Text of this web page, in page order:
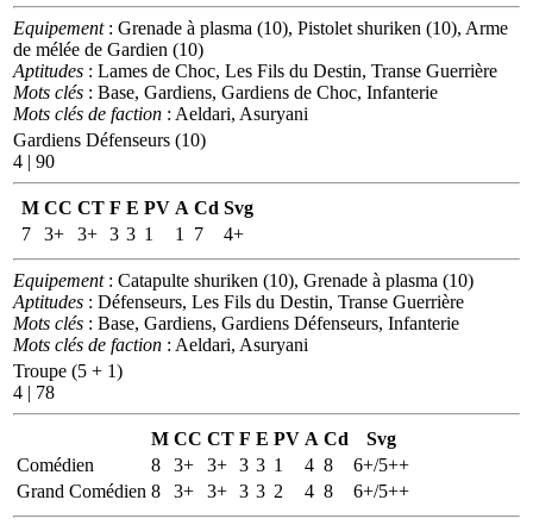
Equipement: Grenade à plasma (10), Pistolet shuriken (10), Arme
de mélée de Gardien (10)
Aptitudes : Lames de Choc, Les Fils du Destin, Transe Guerrière
Mots clés : Base, Gardiens, Gardiens de Choc, Infanterie
Mots clés de faction : Aeldari, Asuryani
Gardiens Défenseurs (10)
4 | 90
M CC CT F E PV A Cd Svg
7
3+ 3+ 3 3 1 1 7 4+
Equipement: Catapulte shuriken (10), Grenade à plasma (10)
Aptitudes : Défenseurs, Les Fils du Destin, Transe Guerrière
Mots clés : Base, Gardiens, Gardiens Défenseurs, Infanterie
Mots clés de faction : Aeldari, Asuryani
Troupe (5 + 1)
4 | 78
M CC CT F E PV A Cd
Svg
Comédien
8 3+ 3+ 3 3 1 4 8
6+/5++
Grand Comédien 8 3+ 3+ 3 3 2 4 8 6+/5++